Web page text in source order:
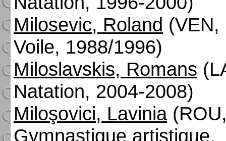
Milosevic, Roland (VEN,
Voile, 1988/1996)
Miloslavskis, Romans
Natation, 2004-2008)
Miloşovici, Lavinia
Gymnastique artistique,